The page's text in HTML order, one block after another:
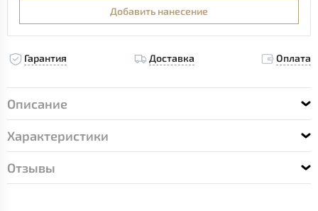
Добавить нанесение
Гарантия Доставка Оплата
Описание
Характеристики
Отзывы